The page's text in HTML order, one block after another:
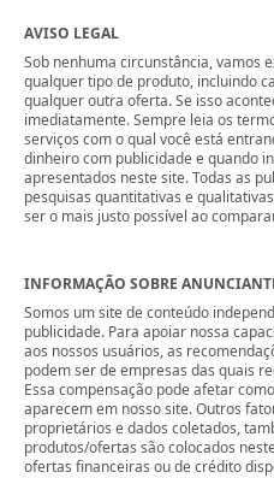
AVISO LEGAL
Sob nenhuma circunstância, vamos
qualquer tipo de produto, incluindo
qualquer outra oferta. Se isso
imediatamente. Sempre leia os
serviços com o qual você está
dinheiro com publicidade e quando
apresentados neste site. Todas as
pesquisas quantitativas e
ser o mais justo possível ao
INFORMAÇÃO SOBRE
Somos um site de conteúdo
publicidade. Para apoiar nossa
aos nossos usuários, as
podem ser de empresas das quais
Essa compensação pode afetar
aparecem em nosso site. Outros
proprietários e dados coletados,
produtos/ofertas são colocados
ofertas financeiras ou de crédito